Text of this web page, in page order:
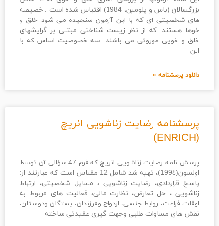
بزرگسالان (باس و پلومین، 1984) اقتباس شده است . خصیصه
های شخصیتی ای که با این آزمون سنجیده می شود خلق و
خوها هستند. که از نظر زیست شناختی مبتنی بر گرایشهای
خلق و خویی موروثی می باشند. سه خصوصیت اساس که با
این
دانلود پرسشنامه »
پرسشنامه رضایت زناشویی انریچ
(ENRICH)
پرسش نامه رضایت زناشویی انریچ که فرم 47 سؤالی آن توسط
اولسون(1998)، تهیه شد شامل 12 مقیاس است که عبارتند از:
پاسخ قراردادی، رضایت زناشویی ، مسایل شخصیتی، ارتباط
زناشویی ، حل تعارض، نظارت مالی، فعالیت های مربوط به
اوقات فراغت، روابط جنسی، ازدواج وفرزندان، بستگان ودوستان،
نقش های مساوات طلبی وجهت گیری عقیدتی ساخته